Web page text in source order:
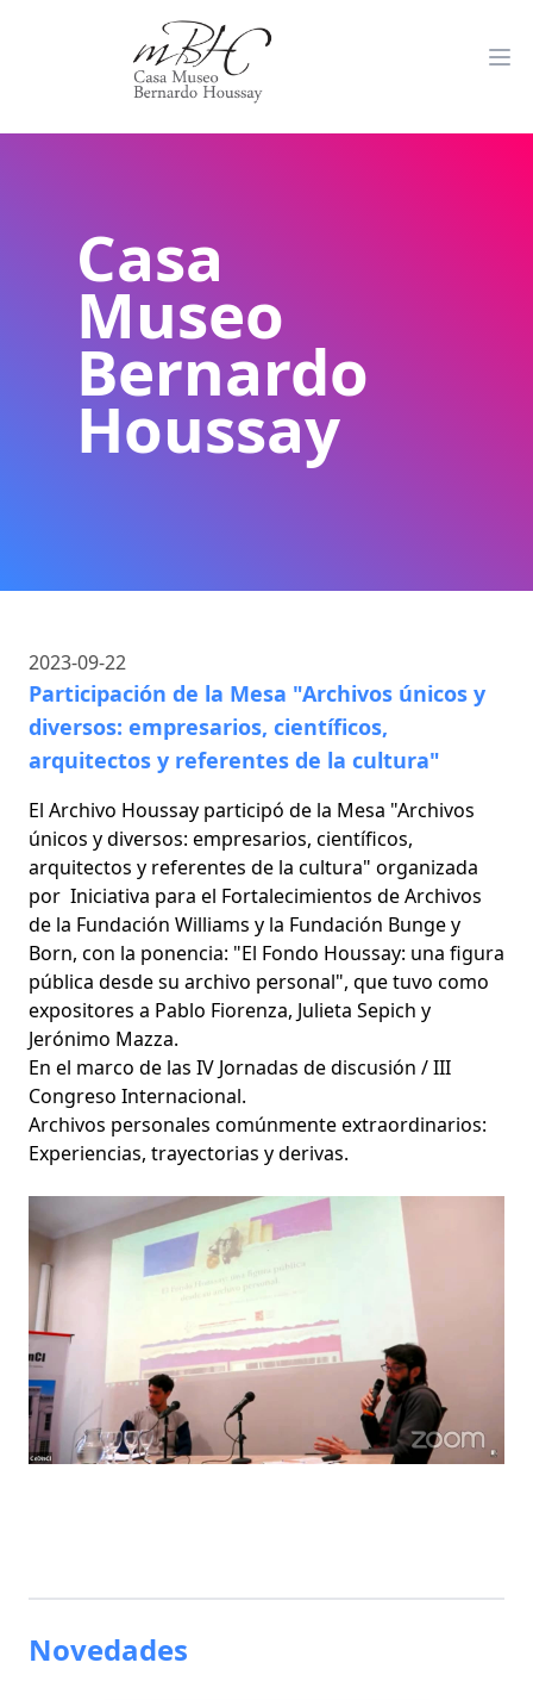
Casa
Museo
Bernardo
Houssay
2023-09-22
Participación de la Mesa "Archivos únicos y
diversos: empresarios, científicos,
arquitectos y referentes de la cultura"
El Archivo Houssay participó de la Mesa "Archivos
únicos y diversos: empresarios, científicos,
arquitectos y referentes de la cultura" organizada
por Iniciativa para el Fortalecimientos de Archivos
de la Fundación Williams y la Fundación Bunge y
Born, con la ponencia: "El Fondo Houssay: una figura
pública desde su archivo personal", que tuvo como
expositores a Pablo Fiorenza, Julieta Sepich y
Jerónimo Mazza.
En el marco de las IV Jornadas de discusión / III
Congreso Internacional.
Archivos personales comúnmente extraordinarios:
Experiencias, trayectorias y derivas.
Novedades